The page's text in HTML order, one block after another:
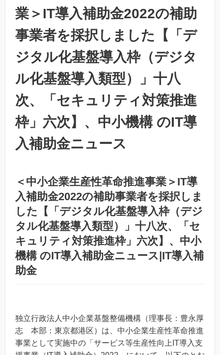
業＞IT導入補助金2022の補助
事業者を採択しました【「デ
ジタル化基盤導入枠（デジタ
ル化基盤導入類型）」十八
次、「セキュリティ対策推進
枠」六次】、中小機構 のIT導
入補助金ニュース
＜中小企業生産性革命推進事業＞IT導
入補助金2022の補助事業者を採択しま
した【「デジタル化基盤導入枠（デジ
タル化基盤導入類型）」十八次、「セ
キュリティ対策推進枠」六次】、中小
機構 のIT導入補助金ニュース|IT導入補
助金
独立行政法人中小企業基盤整備機構（理事長：豊永厚
志 本部：東京都港区）は、中小企業生産性革命推進
事業として実施中の「サービス等生産性向上IT導入支